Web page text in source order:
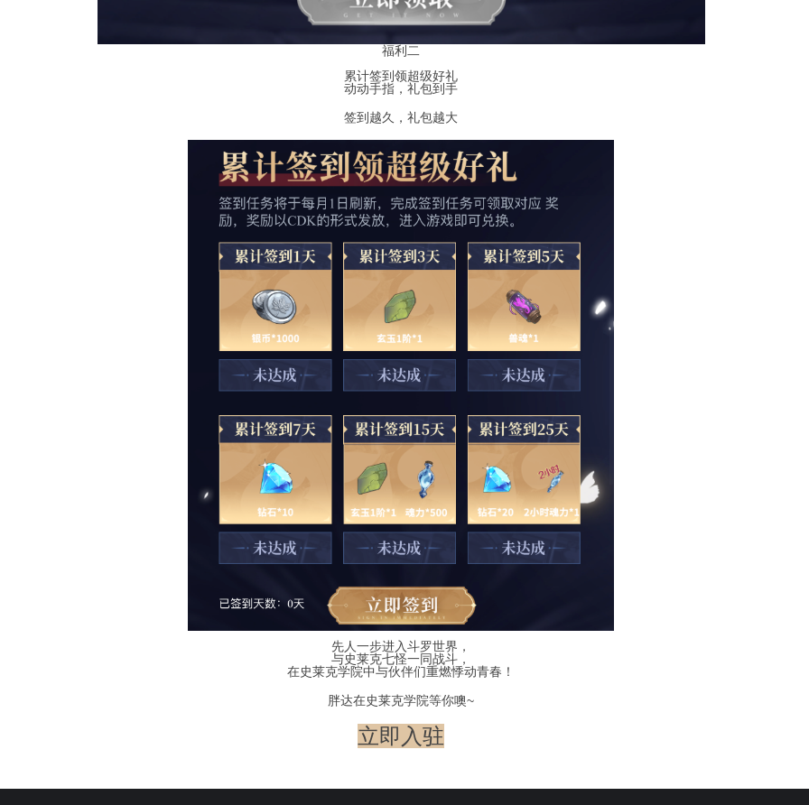
福利二
累计签到领超级好礼
动动手指，礼包到手
签到越久，礼包越大
先人一步进入斗罗世界，
与史莱克七怪一同战斗，
在史莱克学院中与伙伴们重燃悸动青春！
胖达在史莱克学院等你噢~
立即入驻